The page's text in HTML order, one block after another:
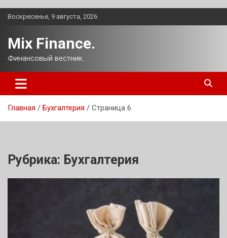
Перейти
Воскресенье, 9 августа, 2026
Mix Finance.
Финансовый вестник.
Главная Бухгалтерия Страница 6
Рубрика: Бухгалтерия